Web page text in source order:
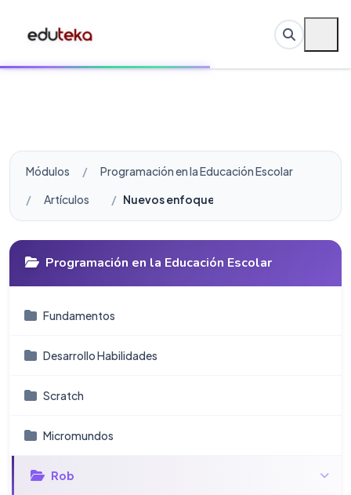
Módulos
Programación en la Educación Escolar
Artículos
Nuevos enfoques en el trabajo con
Programación en la Educación Escolar
Fundamentos
Desarrollo Habilidades
Scratch
Micromundos
Rob